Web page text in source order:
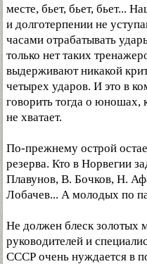
месте, бьет, бьет, бьет...
и долготерпении не
часами отрабатывать
только нет таких
выдерживают никакой
четырех ударов. И это в
говорить тогда о
не хватает.
По-прежнему острой
резерва. Кто в Норвегии
Плавунов, В. Бочков, Н.
Лобачев... А молодых по
Не должен блеск золотых
руководителей и
СССР очень нуждается в